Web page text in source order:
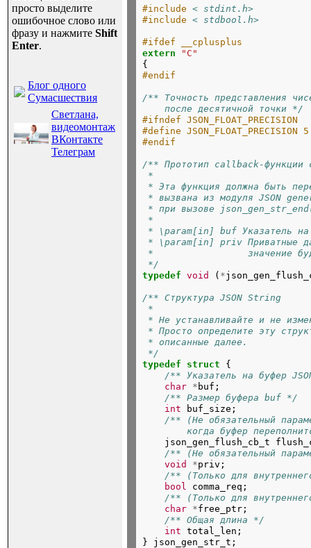
просто выделите
ошибочное слово или
фразу и нажмите Shift
Enter.
Блог одного
Сумасшествия
Светлана,
видеомонтаж
ВКонтакте
Телеграм
#include
< stdint.h>
#include
< stdbool.h>
#ifdef __cplusplus
extern
"C"
{
#endif
/** Точность представления
    после десятичной точки */
#ifndef JSON_FLOAT_PRECISION
#define JSON_FLOAT_PRECISION 5
#endif
/** Прототип callback-функции
*
* Эта функция должна быть
* вызвана из модуля JSON
* при вызове
*
* \param[in] buf Указатель на
* \param[in] priv Приватные
*                 значение
*/
typedef
void ( *
/** Структура JSON String
*
* Не устанавливайте и не
* Просто определите эту
* описанные далее.
*/
typedef
struct
{
/** Указатель на буфер
char * buf;
/** Размер буфера buf */
int
buf_size;
/** (Не обязательный
когда буфер
json_gen_flush_cb_t
/** (Не обязательный
void
*priv;
/** (Только для
bool
comma_req;
/** (Только для
char *free_ptr;
/** Общая длина */
int
total_len;
}
json_gen_str_t;